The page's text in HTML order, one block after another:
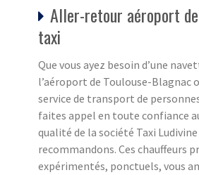
Aller-retour aéroport
taxi
Que vous ayez besoin d’une
l’aéroport de Toulouse-Blagnac
service de transport de
faites appel en toute confiance
qualité de la société Taxi Ludivine
recommandons. Ces chauffeurs
expérimentés, ponctuels, vous